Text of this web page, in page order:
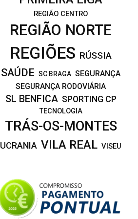
REGIÃO CENTRO
REGIÃO NORTE
REGIÕES RÚSSIA
SAÚDE SC BRAGA SEGURANÇA
SEGURANÇA RODOVIÁRIA
SL BENFICA SPORTING CP
TECNOLOGIA
TRÁS-OS-MONTES
UCRANIA VILA REAL VISEU